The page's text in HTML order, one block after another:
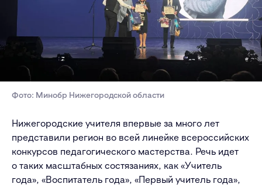
Фото: Минобр Нижегородской области
Нижегородские учителя впервые за много лет
представили регион во всей линейке всероссийских
конкурсов педагогического мастерства. Речь идет
о таких масштабных состязаниях, как «Учитель
года», «Воспитатель года», «Первый учитель года»,